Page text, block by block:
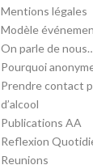
Mentions légales
Modèle
On parle de
Pourquoi
Prendre contact
d’alcool
Publications AA
Reflexion
Reunions